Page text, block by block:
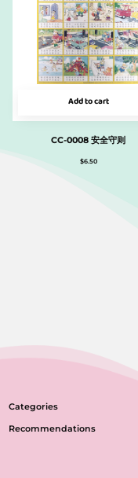
Add to cart
CC-0008 安全守则
$6.50
Categories
Recommendations